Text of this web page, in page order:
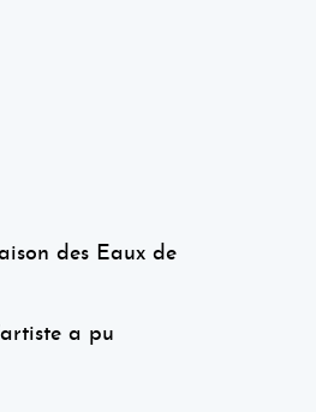
des Eaux de
a pu